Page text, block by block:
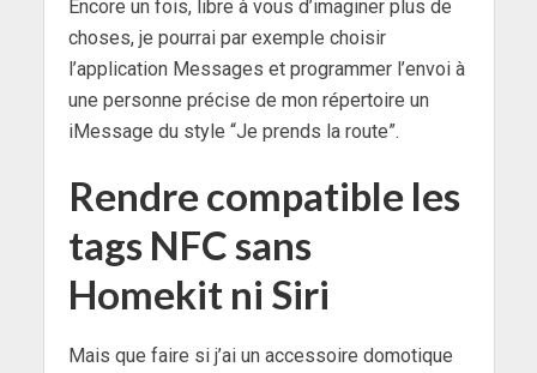
Encore un fois, libre à vous d’imaginer plus de
choses, je pourrai par exemple choisir
l’application Messages et programmer l’envoi à
une personne précise de mon répertoire un
iMessage du style “Je prends la route”.
Rendre compatible les
tags NFC sans
Homekit ni Siri
Mais que faire si j’ai un accessoire domotique